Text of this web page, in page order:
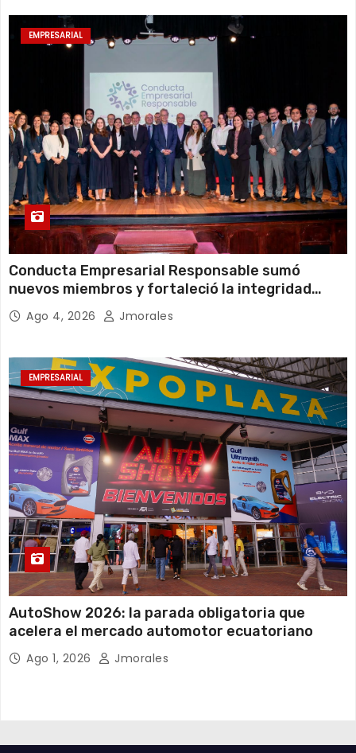
EMPRESARIAL
Conducta Empresarial Responsable sumó
nuevos miembros y fortaleció la integridad
empresarial en Ecuador
Ago 4, 2026 Jmorales
EMPRESARIAL
AutoShow 2026: la parada obligatoria que
acelera el mercado automotor ecuatoriano
Ago 1, 2026 Jmorales